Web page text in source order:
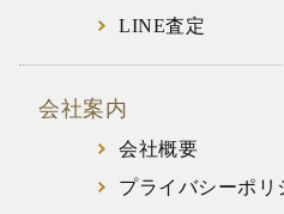
LINE査定
会社案内
会社概要
プライバシーポリ